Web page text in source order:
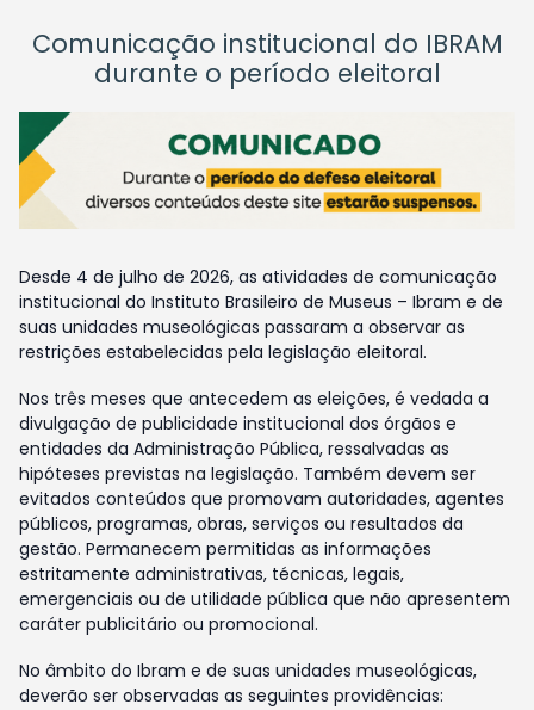
Comunicação institucional do IBRAM
durante o período eleitoral
Desde 4 de julho de 2026, as atividades de comunicação
institucional do Instituto Brasileiro de Museus – Ibram e de
suas unidades museológicas passaram a observar as
restrições estabelecidas pela legislação eleitoral.
Nos três meses que antecedem as eleições, é vedada a
divulgação de publicidade institucional dos órgãos e
entidades da Administração Pública, ressalvadas as
hipóteses previstas na legislação. Também devem ser
evitados conteúdos que promovam autoridades, agentes
públicos, programas, obras, serviços ou resultados da
gestão. Permanecem permitidas as informações
estritamente administrativas, técnicas, legais,
emergenciais ou de utilidade pública que não apresentem
caráter publicitário ou promocional.
No âmbito do Ibram e de suas unidades museológicas,
deverão ser observadas as seguintes providências: